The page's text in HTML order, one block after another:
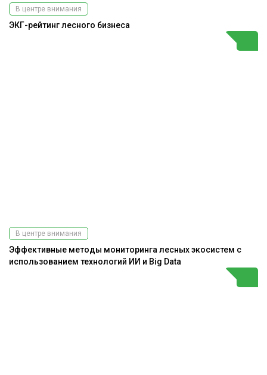
В центре внимания
ЭКГ-рейтинг лесного бизнеса
В центре внимания
Эффективные методы мониторинга лесных экосистем с
использованием технологий ИИ и Big Data